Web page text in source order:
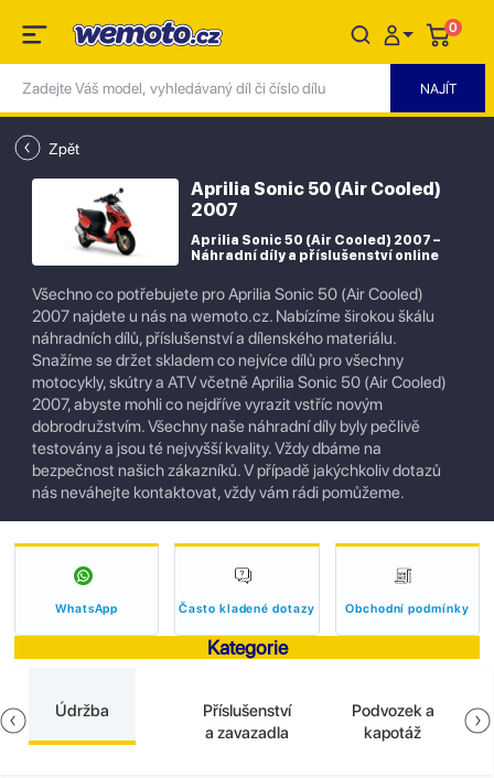
0
Zpět
Aprilia Sonic 50 (Air Cooled)
2007
Aprilia Sonic 50 (Air Cooled) 2007 –
Náhradní díly a příslušenství online
Všechno co potřebujete pro Aprilia Sonic 50 (Air Cooled)
2007 najdete u nás na wemoto.cz. Nabízíme širokou škálu
náhradních dílů, příslušenství a dílenského materiálu.
Snažíme se držet skladem co nejvíce dílů pro všechny
motocykly, skútry a ATV včetně Aprilia Sonic 50 (Air Cooled)
2007, abyste mohli co nejdříve vyrazit vstříc novým
dobrodružstvím. Všechny naše náhradní díly byly pečlivě
testovány a jsou té nejvyšší kvality. Vždy dbáme na
bezpečnost našich zákazníků. V případě jakýchkoliv dotazů
nás neváhejte kontaktovat, vždy vám rádi pomůžeme.
WhatsApp Často kladené dotazy Obchodní podmínky
Kategorie
Údržba
Příslušenství
a zavazadla
Podvozek a
kapotáž